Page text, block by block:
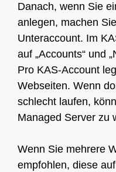
Danach, wenn Sie
anlegen, machen
Unteraccount. Im
auf „Accounts“ und
Pro KAS-Account
Webseiten. Wenn
schlecht laufen,
Managed Server zu
Wenn Sie mehrere
empfohlen, diese